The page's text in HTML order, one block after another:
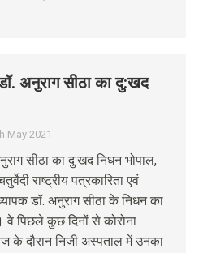
अनुराग सीठा का दु:खद
May 2021
सीठा का दु:खद निधन भोपाल,
राष्ट्रीय पत्रकारिता एवं
डॉ. अनुराग सीठा के निधन का
पिछले कुछ दिनों से कोरोना
के दौरान निजी अस्पताल में उनका